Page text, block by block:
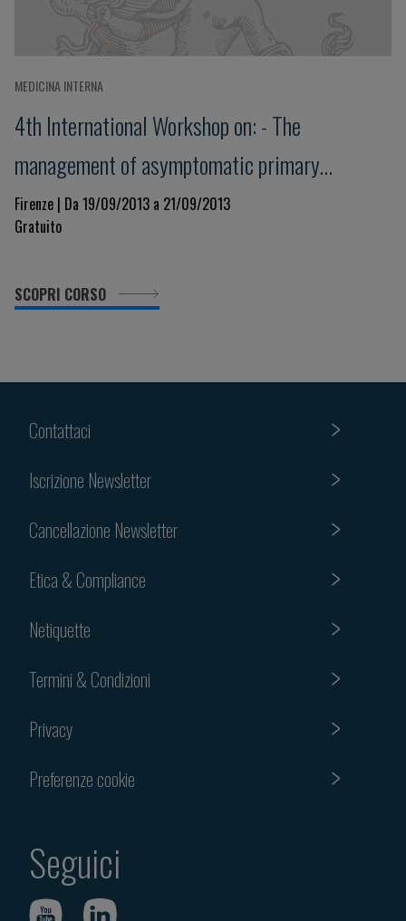
MEDICINA INTERNA
4th International Workshop on: - The
management of asymptomatic primary
hyperparathyroidism
Firenze | Da 19/09/2013 a 21/09/2013
Gratuito
SCOPRI CORSO
Contattaci
Iscrizione Newsletter
Cancellazione Newsletter
Etica & Compliance
Netiquette
Termini & Condizioni
Privacy
Preferenze cookie
Seguici